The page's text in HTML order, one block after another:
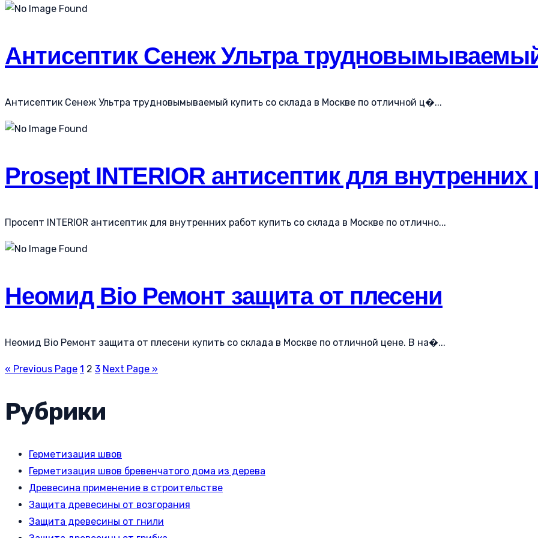
Антисептик Сенеж Ультра
Антисептик Сенеж Ультра трудновымываемый купить со склада в Москве по отличной ц�...
Prosept INTERIOR антисептик для внутренних
Просепт INTERIOR антисептик для внутренних работ купить со склада в Москве по отлично...
Неомид Bio Ремонт защита от плесени
Неомид Bio Ремонт защита от плесени купить со склада в Москве по отличной цене. В на�...
« Previous Page 1 2 3 Next Page »
Рубрики
Герметизация швов
Герметизация швов бревенчатого дома из дерева
Древесина применение в строительстве
Защита древесины от возгорания
Защита древесины от гнили